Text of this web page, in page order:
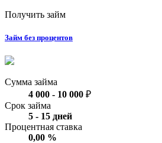
Получить займ
Займ без процентов
Сумма займа
4 000 - 10 000 ₽
Срок займа
5 - 15 дней
Процентная ставка
0,00 %